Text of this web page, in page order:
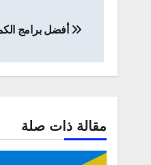
المقالات
أفضل برامج
مقالة ذات صلة